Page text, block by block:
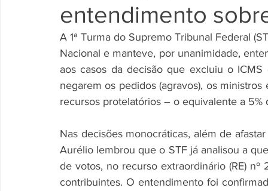
entendimento
A 1ª Turma do Supremo Tribunal Federal
Nacional e manteve, por unanimidade,
aos casos da decisão que excluiu o
negarem os pedidos (agravos), os
recursos protelatórios – o equivalente a
Nas decisões monocráticas, além de
Aurélio lembrou que o STF já analisou a
de votos, no recurso extraordinário (RE)
contribuintes. O entendimento foi